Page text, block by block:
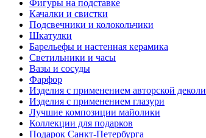
Фигуры на подставке
Качалки и свистки
Подсвечники и колокольчики
Шкатулки
Барельефы и настенная керамика
Светильники и часы
Вазы и сосуды
Фарфор
Изделия с применением авторской деколи
Изделия с применением глазури
Лучшие композиции майолики
Коллекции для подарков
Подарок Санкт-Петербурга